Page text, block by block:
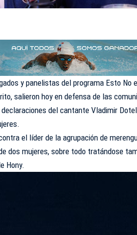
y panelistas delprograma Esto No
salieron hoy en defensa de las
del cantante Vladimir
el líder de la agrupación de
dos mujeres, sobre todo tratándose
Hony.